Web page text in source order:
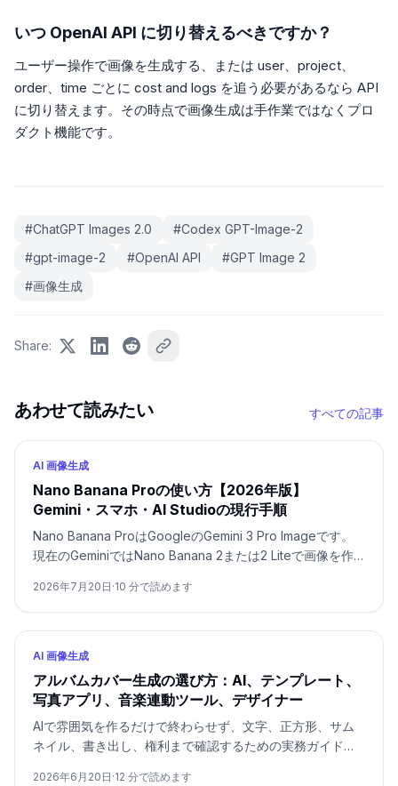
いつ OpenAI API に切り替えるべきですか？
ユーザー操作で画像を生成する、または user、project、
order、time ごとに cost and logs を追う必要があるなら API
に切り替えます。その時点で画像生成は手作業ではなくプロ
ダクト機能です。
#ChatGPT Images 2.0 #Codex GPT-Image-2
#gpt-image-2 #OpenAI API #GPT Image 2
#画像生成
Share:
あわせて読みたい すべての記事
AI 画像生成
Nano Banana Proの使い方【2026年版】
Gemini・スマホ・AI Studioの現行手順
Nano Banana ProはGoogleのGemini 3 Pro Imageです。
現在のGeminiではNano Banana 2または2 Liteで画像を作
ルを直接指定する入口はAI Studio/APIです。
2026年7月20日 ·10 分で読めます
AI 画像生成
アルバムカバー生成の選び方：AI、テンプレート、
写真アプリ、音楽連動ツール、デザイナー
AIで雰囲気を作るだけで終わらせず、文字、正方形、サム
ネイル、書き出し、権利まで確認するための実務ガイドで
2026年6月20日 ·12 分で読めます